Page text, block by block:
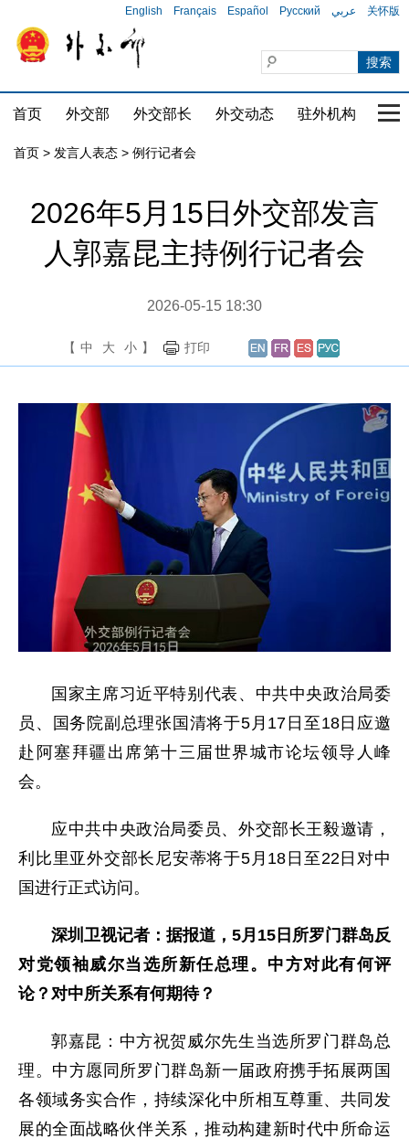
English Français Español Русский عربي 关怀版
首页 外交部 外交部长 外交动态 驻外机构 国
首页 > 发言人表态 > 例行记者会
2026年5月15日外交部发言
人郭嘉昆主持例行记者会
2026-05-15 18:30
【 中 大 小 】 打印
国家主席习近平特别代表、中共中央政治局委
员、国务院副总理张国清将于5月17日至18日应邀
赴阿塞拜疆出席第十三届世界城市论坛领导人峰
会。
应中共中央政治局委员、外交部长王毅邀请，
利比里亚外交部长尼安蒂将于5月18日至22日对中
国进行正式访问。
深圳卫视记者：据报道，5月15日所罗门群岛反
对党领袖威尔当选所新任总理。中方对此有何评
论？对中所关系有何期待？
郭嘉昆：中方祝贺威尔先生当选所罗门群岛总
理。中方愿同所罗门群岛新一届政府携手拓展两国
各领域务实合作，持续深化中所相互尊重、共同发
展的全面战略伙伴关系，推动构建新时代中所命运